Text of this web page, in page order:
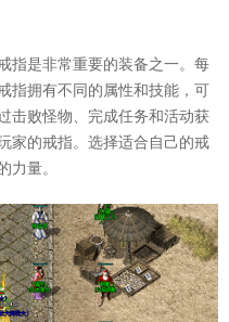
指是非常重要的装备之一。每
指拥有不同的属性和技能，可
击败怪物、完成任务和活动获
家的戒指。选择适合自己的戒
力量。